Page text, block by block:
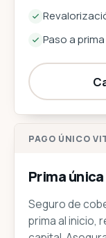
Paso a
PAGO ÚNICO
Prima única
Seguro de
prima al inicio,